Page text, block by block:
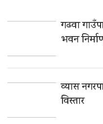
गढवा
भवन
व्यास
विस्तार